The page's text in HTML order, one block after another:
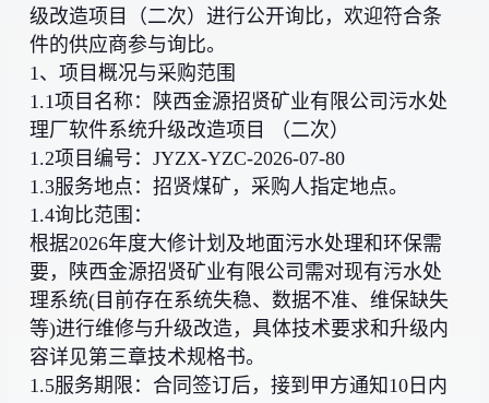
级改造项目（二次）进行公开询比，欢迎符合条
件的供应商参与询比。
1、项目概况与采购范围
1.1项目名称：陕西金源招贤矿业有限公司污水处
理厂软件系统升级改造项目 （二次）
1.2项目编号：JYZX-YZC-2026-07-80
1.3服务地点：招贤煤矿，采购人指定地点。
1.4询比范围：
根据2026年度大修计划及地面污水处理和环保需
要，陕西金源招贤矿业有限公司需对现有污水处
理系统(目前存在系统失稳、数据不准、维保缺失
等)进行维修与升级改造，具体技术要求和升级内
容详见第三章技术规格书。
1.5服务期限：合同签订后，接到甲方通知10日内